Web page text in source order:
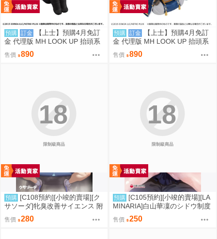
預購 訂金
【上士】預購4月免訂
金 代理版 MH LOOK UP 抬頭系
列 刀劍亂舞 加州清光 0814
售價 890
預購 訂金
【上士】預購4月免訂
金 代理版 MH LOOK UP 抬頭系
列 刀劍亂舞 三日月宗近 0814
售價 890
限制級商品
18
預購 [C108預約][小竣的賣場][ク
サソーダ]牝臭改善サイエンス 附
蜜瓜特典小卡 同人誌id=3727249
售價 280
限制級商品
18
預購 [C105預約][小竣的賣場][LA
MINARIA]白山華凜のシドウ制度
同人誌id=2694268
售價 250